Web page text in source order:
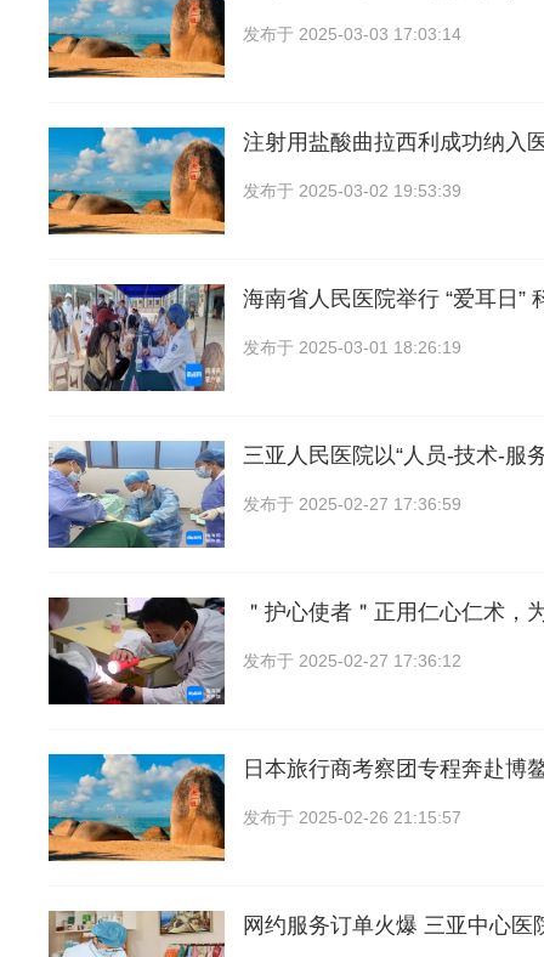
发布于 2025-03-03 17:03:14
注射用盐酸曲拉西利成功纳入
发布于 2025-03-02 19:53:39
海南省人民医院举行 “爱耳日”
发布于 2025-03-01 18:26:19
三亚人民医院以“人员-技术-服
发布于 2025-02-27 17:36:59
＂护心使者＂正用仁心仁术，
发布于 2025-02-27 17:36:12
日本旅行商考察团专程奔赴博
发布于 2025-02-26 21:15:57
网约服务订单火爆 三亚中心医